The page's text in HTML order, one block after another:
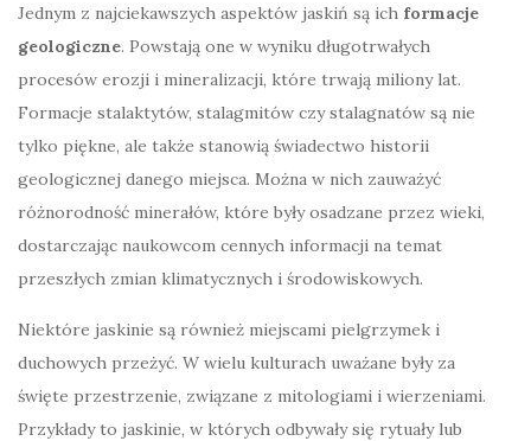
Jednym z najciekawszych aspektów jaskiń są ich formacje
geologiczne. Powstają one w wyniku długotrwałych
procesów erozji i mineralizacji, które trwają miliony lat.
Formacje stalaktytów, stalagmitów czy stalagnatów są nie
tylko piękne, ale także stanowią świadectwo historii
geologicznej danego miejsca. Można w nich zauważyć
różnorodność minerałów, które były osadzane przez wieki,
dostarczając naukowcom cennych informacji na temat
przeszłych zmian klimatycznych i środowiskowych.
Niektóre jaskinie są również miejscami pielgrzymek i
duchowych przeżyć. W wielu kulturach uważane były za
święte przestrzenie, związane z mitologiami i wierzeniami.
Przykłady to jaskinie, w których odbywały się rytuały lub